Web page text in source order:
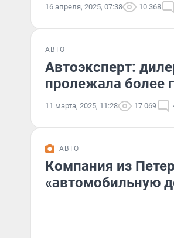
16 апреля, 2025, 07:38 10 368
АВТО
Автоэксперт:
пролежала более
11 марта, 2025, 11:28 17 069
АВТО
Компания из
«автомобильную